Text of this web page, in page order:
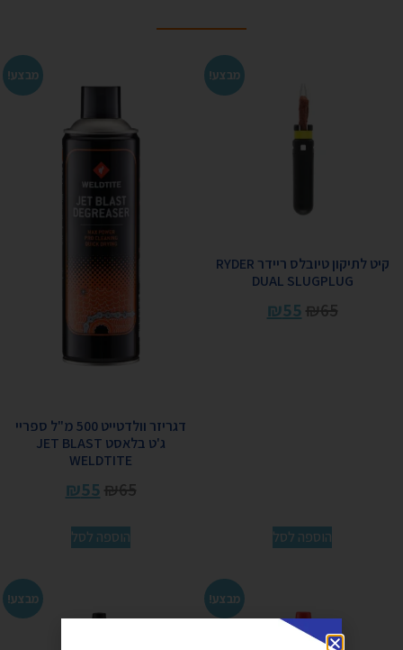
מבצע!
קיט לתיקון טיובלס ריידר RYDER
DUAL SLUGPLUG
₪65
₪55
הוספה לסל
מבצע!
דגריזר וולדטייט 500 מ"ל ספריי
ג'ט בלאסט JET BLAST
WELDTITE
₪65
₪55
הוספה לסל
מבצע! מבצע!